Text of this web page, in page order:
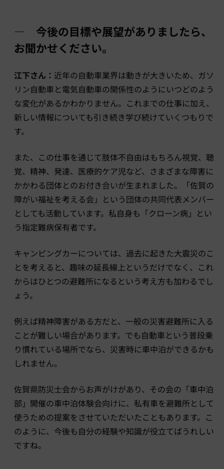
― 今後の目標や展望がありましたら、
お聞かせください。
江下さん： 近年の自動車業界は動きが大きいため、ガソ
リン自動車と電気自動車の関係性のようにいつどのよう
な変化があるかわかりません。これまでの仕事に加え、
新しい情報についても引き続き学び続けていくつもりで
す。
また、この仕事を通じて肢体不自由はもちろん視覚、聴
覚、精神、発達、医療的ケア児など、さまざまな障害に
かかわる団体とのお付き合いが生まれました。「佐賀の
障がい福祉を考える会」という団体の共同代表メンバー
としても活動しています。私自身も「クローン病」とい
う指定難病保有者です。
キャンピングカーについては、過去に起きた大震災のこ
とを考えると、趣味の延長線上というだけでなく、これ
からはひとつの避難所になるという考え方も加わるでし
ょう。
例えば精神障害がある方だと、一般の災害避難所に入る
ことが難しい場合があります。でも自動車という普段乗
り慣れている場所でなら、災害時に車中泊ができるかも
しれません。
佐賀県防災士会からお声がけがあり、その会の「車中泊
部」開催の車中泊体験会向けに、私有車を避難所として
使うための提案をさせていただいたこともあります。こ
のように、今後も自分の経験や知識が役立てばうれしい
ですね。